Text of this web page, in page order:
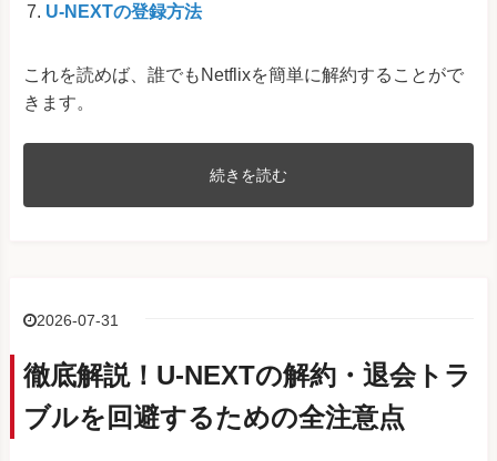
U-NEXTの登録方法
これを読めば、誰でもNetflixを簡単に解約することがで
きます。
続きを読む
2026-07-31
徹底解説！U-NEXTの解約・退会トラ
ブルを回避するための全注意点